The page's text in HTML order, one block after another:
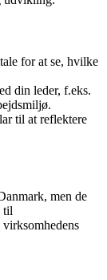
for at se, hvilke
din leder, f.eks.
til at reflektere
men de
til